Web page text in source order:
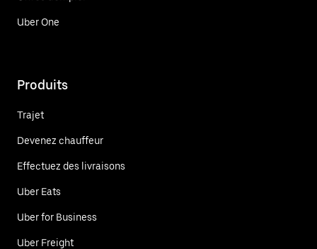
Uber One
Produits
Trajet
Devenez chauffeur
Effectuez des livraisons
Uber Eats
Uber for Business
Uber Freight